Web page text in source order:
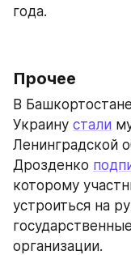
года.
Прочее
В
Украину стали
Ленинградской
Дрозденко
которому
устроиться на
организации.